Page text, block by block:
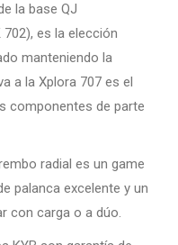
la base QJ
es la elección
manteniendo la
a la Xplora 707 es el
componentes de parte
radial es un game
palanca excelente y un
con carga o a dúo.